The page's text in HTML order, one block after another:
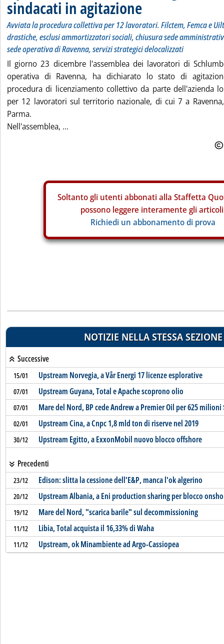
sindacati in agitazione
Avviata la procedura collettiva per 12 lavoratori. Filctem, Femca e
drastiche, esclusi ammortizzatori sociali, chiusura sede
sede operativa di Ravenna, servizi strategici delocalizzati
Il giorno 23 dicembre l'assemblea dei lavoratori di
operativa di Ravenna, ha dichiarato lo stato di
procedura di licenziamento collettivo da parte dell'azienda
per 12 lavoratori sul territorio nazionale, di cui 7 a
Parma.
Nell'assemblea, ...
Soltanto gli utenti abbonati alla Staffetta
possono leggere interamente gli
Richiedi un abbonamento di prova
NOTIZIE NELLA STESSA SEZIONE
Successive
15/01 Upstream Norvegia, a Vår Energi 17 licenze esplorative
07/01 Upstream Guyana, Total e Apache scoprono olio
07/01 Mare del Nord, BP cede Andrew a Premier Oil per 625 milioni
02/01 Upstream Cina, a Cnpc 1,8 mld ton di riserve nel 2019
30/12 Upstream Egitto, a ExxonMobil nuovo blocco offshore
Precedenti
23/12 Edison: slitta la cessione dell'E&P, manca l'ok algerino
20/12 Upstream Albania, a Eni production sharing per blocco
19/12 Mare del Nord, "scarica barile" sul decommissioning
11/12 Libia, Total acquista il 16,33% di Waha
11/12 Upstream, ok Minambiente ad Argo-Cassiopea